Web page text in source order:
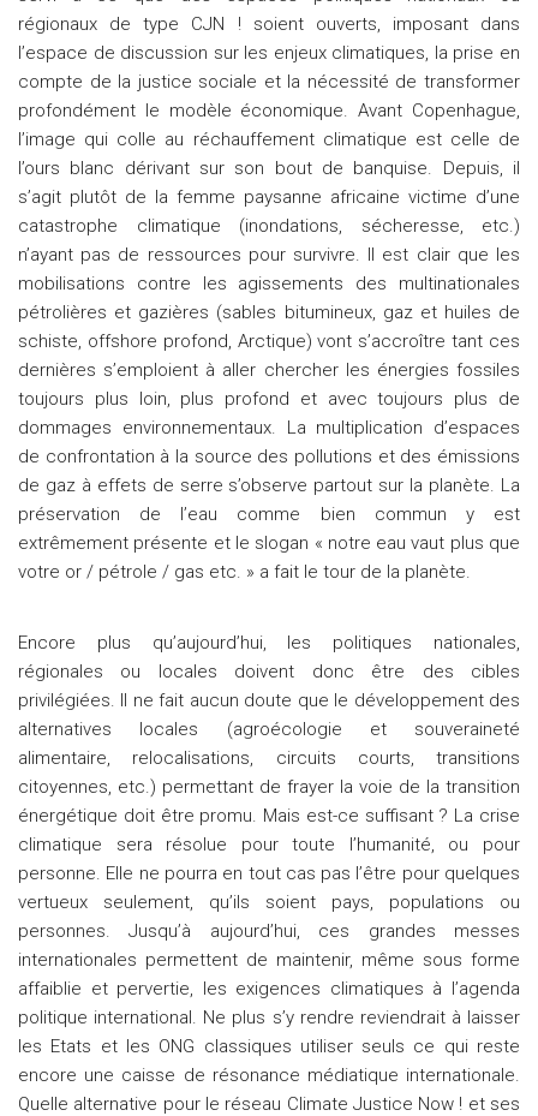
régionaux de type CJN ! soient ouverts, imposant dans
l’espace de discussion sur les enjeux climatiques, la prise en
compte de la justice sociale et la nécessité de transformer
profondément le modèle économique. Avant Copenhague,
l’image qui colle au réchauffement climatique est celle de
l’ours blanc dérivant sur son bout de banquise. Depuis, il
s’agit plutôt de la femme paysanne africaine victime d’une
catastrophe climatique (inondations, sécheresse, etc.)
n’ayant pas de ressources pour survivre. Il est clair que les
mobilisations contre les agissements des multinationales
pétrolières et gazières (sables bitumineux, gaz et huiles de
schiste, offshore profond, Arctique) vont s’accroître tant ces
dernières s’emploient à aller chercher les énergies fossiles
toujours plus loin, plus profond et avec toujours plus de
dommages environnementaux. La multiplication d’espaces
de confrontation à la source des pollutions et des émissions
de gaz à effets de serre s’observe partout sur la planète. La
préservation de l’eau comme bien commun y est
extrêmement présente et le slogan « notre eau vaut plus que
votre or / pétrole / gas etc. » a fait le tour de la planète.
Encore plus qu’aujourd’hui, les politiques nationales,
régionales ou locales doivent donc être des cibles
privilégiées. Il ne fait aucun doute que le développement des
alternatives locales (agroécologie et souveraineté
alimentaire, relocalisations, circuits courts, transitions
citoyennes, etc.) permettant de frayer la voie de la transition
énergétique doit être promu. Mais est-ce suffisant ? La crise
climatique sera résolue pour toute l’humanité, ou pour
personne. Elle ne pourra en tout cas pas l’être pour quelques
vertueux seulement, qu’ils soient pays, populations ou
personnes. Jusqu’à aujourd’hui, ces grandes messes
internationales permettent de maintenir, même sous forme
affaiblie et pervertie, les exigences climatiques à l’agenda
politique international. Ne plus s’y rendre reviendrait à laisser
les Etats et les ONG classiques utiliser seuls ce qui reste
encore une caisse de résonance médiatique internationale.
Quelle alternative pour le réseau Climate Justice Now ! et ses